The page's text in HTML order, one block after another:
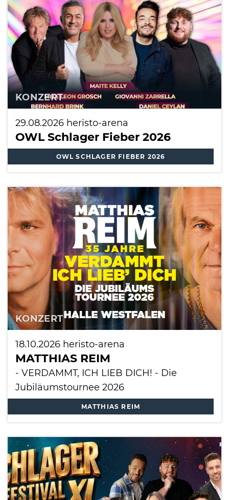
KONZERT
29.08.2026 heristo-arena
OWL Schlager Fieber 2026
OWL SCHLAGER FIEBER 2026
KONZERT
18.10.2026 heristo-arena
MATTHIAS REIM
- VERDAMMT, ICH LIEB DICH! - Die
Jubiläumstournee 2026
MATTHIAS REIM